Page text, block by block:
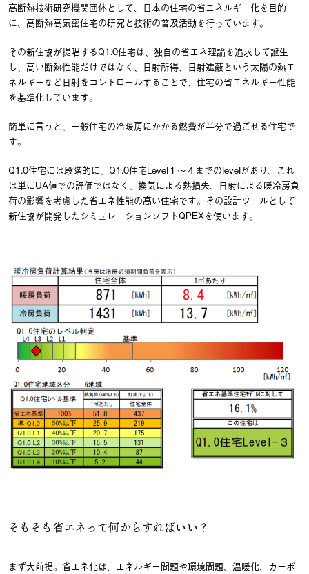
高断熱技術研究機関団体として、日本の住宅の省エネルギー化を目的
に、高断熱高気密住宅の研究と技術の普及活動を行っています。
その新住協が提唱するQ1.0住宅は、独自の省エネ理論を追求して誕生
し、高い断熱性能だけではなく、日射所得、日射遮蔽という太陽の熱エ
ネルギーなど日射をコントロールすることで、住宅の省エネルギー性能
を基準化しています。
簡単に言うと、一般住宅の冷暖房にかかる燃費が半分で過ごせる住宅で
す。
Q1.0住宅には段階的に、Q1.0住宅Level１～４までのlevelがあり、これ
は単にUA値での評価ではなく、換気による熱損失、日射による暖冷房負
荷の影響を考慮した省エネ性能の高い住宅です。その設計ツールとして
新住協が開発したシミュレーションソフトQPEXを使います。
そもそも省エネって何からすればいい？
まず大前提。省エネ化は、エネルギー問題や環境問題、温暖化、カーボ